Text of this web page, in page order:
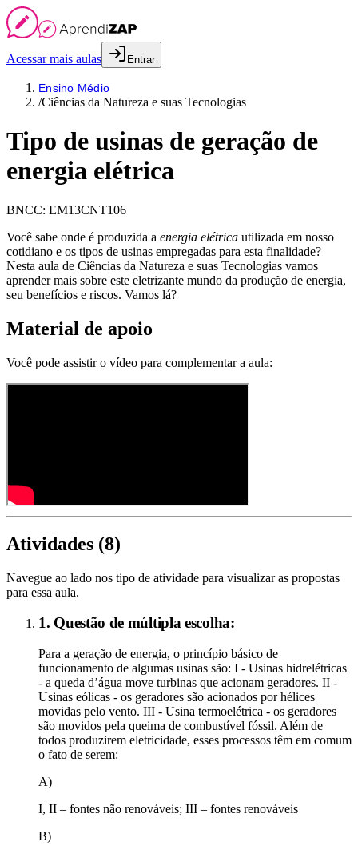
Acessar mais aulas Entrar
Ensino Médio
/Ciências da Natureza e suas Tecnologias
Tipo de usinas de geração de
energia elétrica
BNCC: EM13CNT106
Você sabe onde é produzida a energia elétrica utilizada em nosso
cotidiano e os tipos de usinas empregadas para esta finalidade?
Nesta aula de Ciências da Natureza e suas Tecnologias vamos
aprender mais sobre este eletrizante mundo da produção de energia,
seu benefícios e riscos. Vamos lá?
Material de apoio
Você pode assistir o vídeo para complementar a aula:
Atividades (8)
Navegue ao lado nos tipo de atividade para visualizar as propostas
para essa aula.
1. Questão de múltipla escolha:
Para a geração de energia, o princípio básico de
funcionamento de algumas usinas são: I - Usinas hidrelétricas
- a queda d’água move turbinas que acionam geradores. II -
Usinas eólicas - os geradores são acionados por hélices
movidas pelo vento. III - Usina termoelétrica - os geradores
são movidos pela queima de combustível fóssil. Além de
todos produzirem eletricidade, esses processos têm em comum
o fato de serem:
A)
I, II – fontes não renováveis; III – fontes renováveis
B)